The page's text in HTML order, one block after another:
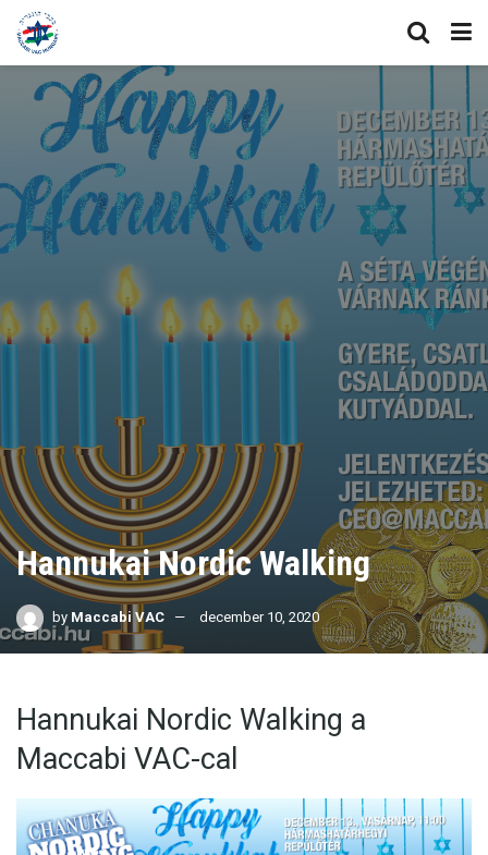
Hannukai Nordic Walking
by Maccabi VAC december 10, 2020
Hannukai Nordic Walking a
Maccabi VAC-cal